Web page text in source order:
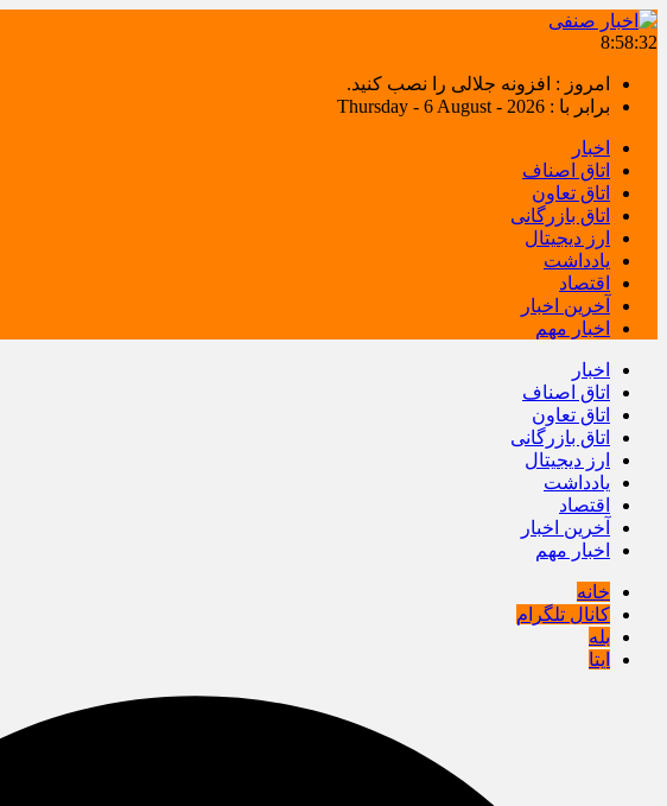
8:58:33
امروز : افزونه جلالی را نصب کنید.
برابر با : Thursday - 6 August - 2026
اخبار
اتاق اصناف
اتاق تعاون
اتاق بازرگانی
ارز دیجیتال
یادداشت
اقتصاد
آخرین اخبار
اخبار مهم
اخبار
اتاق اصناف
اتاق تعاون
اتاق بازرگانی
ارز دیجیتال
یادداشت
اقتصاد
آخرین اخبار
اخبار مهم
خانه
کانال تلگرام
بله
ایتا